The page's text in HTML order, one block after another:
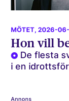
MÖTET, 2026-
Hon vill
De flesta
i en
Annons